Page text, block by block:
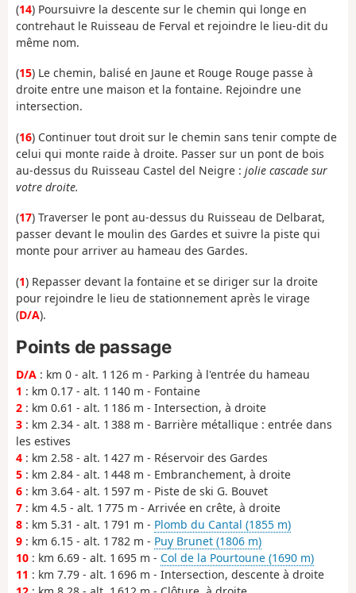
(14) Poursuivre la descente sur le chemin qui longe en
contrehaut le Ruisseau de Ferval et rejoindre le lieu-dit du
même nom.
(15) Le chemin, balisé en Jaune et Rouge Rouge passe à
droite entre une maison et la fontaine. Rejoindre une
intersection.
(16) Continuer tout droit sur le chemin sans tenir compte de
celui qui monte raide à droite. Passer sur un pont de bois
au-dessus du Ruisseau Castel del Neigre : jolie cascade sur
votre droite.
(17) Traverser le pont au-dessus du Ruisseau de Delbarat,
passer devant le moulin des Gardes et suivre la piste qui
monte pour arriver au hameau des Gardes.
(1) Repasser devant la fontaine et se diriger sur la droite
pour rejoindre le lieu de stationnement après le virage
(D/A).
Points de passage
D/A : km 0 - alt. 1 126 m - Parking à l'entrée du hameau
1 : km 0.17 - alt. 1 140 m - Fontaine
2 : km 0.61 - alt. 1 186 m - Intersection, à droite
3 : km 2.34 - alt. 1 388 m - Barrière métallique : entrée dans
les estives
4 : km 2.58 - alt. 1 427 m - Réservoir des Gardes
5 : km 2.84 - alt. 1 448 m - Embranchement, à droite
6 : km 3.64 - alt. 1 597 m - Piste de ski G. Bouvet
7 : km 4.5 - alt. 1 775 m - Arrivée en crête, à droite
8 : km 5.31 - alt. 1 791 m - Plomb du Cantal (1855 m)
9 : km 6.15 - alt. 1 782 m - Puy Brunet (1806 m)
10 : km 6.69 - alt. 1 695 m - Col de la Pourtoune (1690 m)
11 : km 7.79 - alt. 1 696 m - Intersection, descente à droite